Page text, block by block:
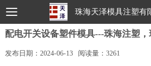
珠海天泽模具注塑有
配电开关设备塑件模具---珠海注塑
发布日期： 2024-06-13 阅读量： 3261